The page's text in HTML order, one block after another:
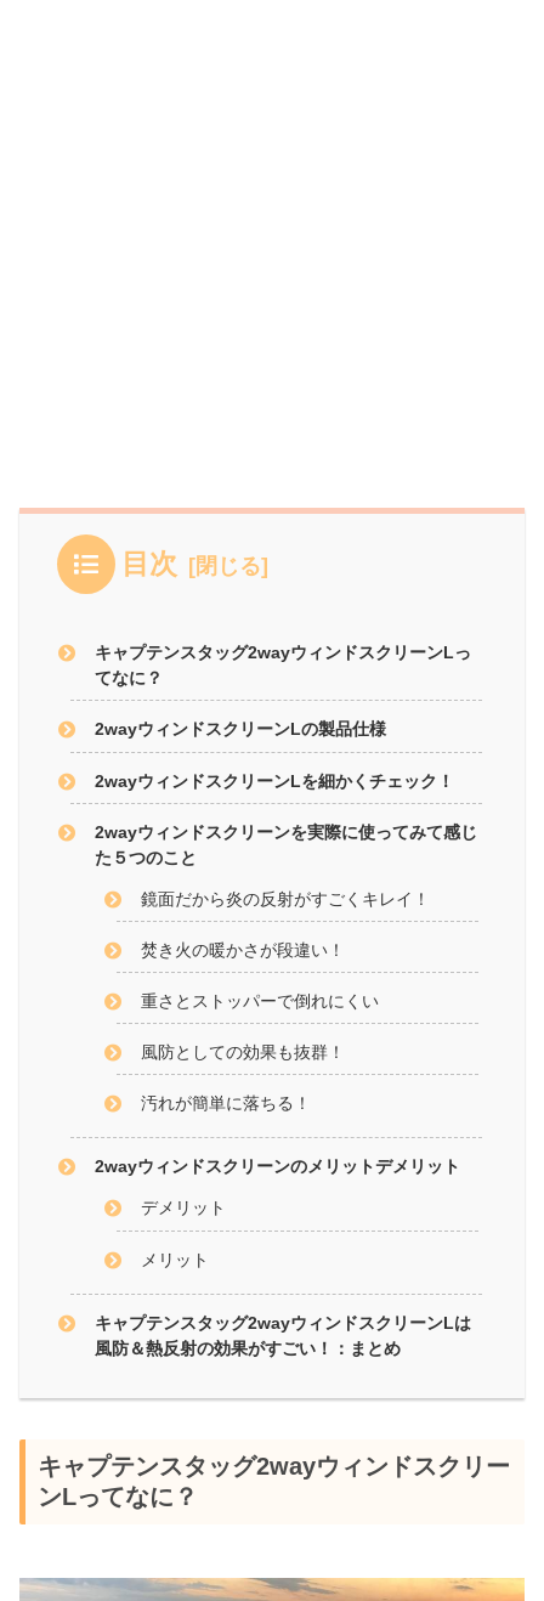
目次
キャプテンスタッグ2wayウィンドスクリーンLっ
てなに？
2wayウィンドスクリーンLの製品仕様
2wayウィンドスクリーンLを細かくチェック！
2wayウィンドスクリーンを実際に使ってみて感じ
た５つのこと
鏡面だから炎の反射がすごくキレイ！
焚き火の暖かさが段違い！
重さとストッパーで倒れにくい
風防としての効果も抜群！
汚れが簡単に落ちる！
2wayウィンドスクリーンのメリットデメリット
デメリット
メリット
キャプテンスタッグ2wayウィンドスクリーンLは
風防＆熱反射の効果がすごい！：まとめ
キャプテンスタッグ2wayウィンドスクリー
ンLってなに？